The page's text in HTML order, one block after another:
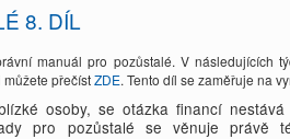
8. DÍL
manuál pro pozůstalé. V následujících
přečístZDE. Tento díl se zaměřuje na
osoby, se otázka financí nestává
pro pozůstalé se věnuje právě